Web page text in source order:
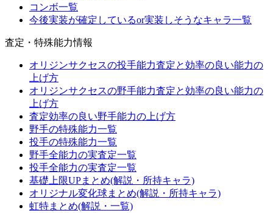
コンボ一覧
今後実装が確定しているor実装しそうなキャラ一覧
査定・特殊能力情報
オリジンサクセスの投手能力査定と効率の良い能力の
上げ方
オリジンサクセスの野手能力査定と効率の良い能力の
上げ方
査定効率の良い野手能力の上げ方
野手の特殊能力一覧
投手の特殊能力一覧
野手全能力の実査定一覧
投手全能力の実査定一覧
基礎上限UPまとめ(解説・所持キャラ)
オリジナル変化球まとめ(解説・所持キャラ)
虹特まとめ(解説・一覧)